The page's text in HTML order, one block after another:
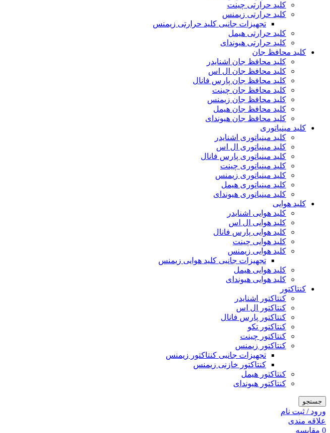
کلید حرارتی چینت
کلید حرارتی زیمنس
تجهیزات جانبی کلید حرارتی زیمنس
کلید حرارتی هیمل
کلید حرارتی هیوندای
کلید محافظ جان
کلید محافظ جان اشنایدر
کلید محافظ جان ال اس
کلید محافظ جان پارس فانال
کلید محافظ جان چینت
کلید محافظ جان زیمنس
کلید محافظ جان هیمل
کلید محافظ جان هیوندای
کلید مینیاتوری
کلید مینیاتوری اشنایدر
کلید مینیاتوری ال اس
کلید مینیاتوری پارس فانال
کلید مینیاتوری چینت
کلید مینیاتوری زیمنس
کلید مینیاتوری هیمل
کلید مینیاتوری هیوندای
کلید هوایی
کلید هوایی اشنایدر
کلید هوایی ال اس
کلید هوایی پارس فانال
کلید هوایی چینت
کلید هوایی زیمنس
تجهیزات جانبی کلید هوایی زیمنس
کلید هوایی هیمل
کلید هوایی هیوندای
کنتاکتور
کنتاکتور اشنایدر
کنتاکتور ال اس
کنتاکتور پارس فانال
کنتاکتور تکو
کنتاکتور چینت
کنتاکتور زیمنس
تجهیزات جانبی کنتاکتور زیمنس
کنتاکتور خازنی زیمنس
کنتاکتور هیمل
کنتاکتور هیوندای
جستجو
ورود / ثبت نام
علاقه مندی
0 مقایسه